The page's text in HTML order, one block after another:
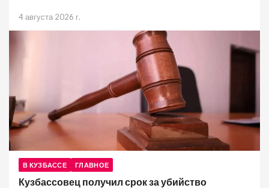
4 августа 2026 г.
В КУЗБАССЕ ГЛАВНОЕ
Кузбассовец получил срок за убийство